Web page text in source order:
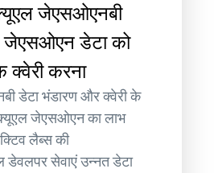
जेएसओएनबी
जेएसओएन डेटा को
क्वेरी करना
डेटा भंडारण और क्वेरी के
जेएसओएन का लाभ
लैब्स की
डेवलपर सेवाएं उन्नत डेटा